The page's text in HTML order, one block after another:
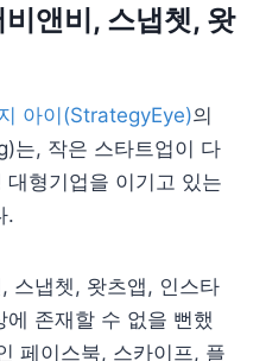
앤비, 스냅쳇, 왓
아이(StrategyEye)의
는, 작은 스타트업이 다
형기업을 이기고 있는
.
스냅쳇, 왓츠앱, 인스타
존재할 수 없을 뻔했
페이스북, 스카이프, 플